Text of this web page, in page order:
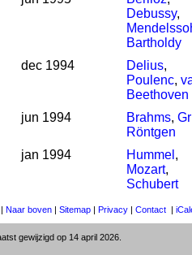
Debussy,
Bartholdy
dec 1994 Delius,
Poulenc,
Beethoven
jun 1994 Brahms,
Röntgen
jan 1994 Hummel ,
Mozart,
Schubert
| Naar boven | Sitemap | Privacy | Contact |
gewijzigd op 14 april 2026.